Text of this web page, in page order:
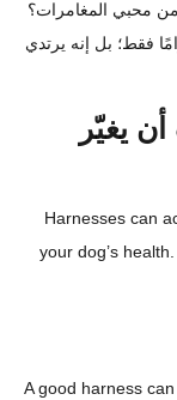
محبي المغامرات؟
فقط؛ بل إنه يرتدي
يغيّر
Harnesses can
your dog’s
A good harness